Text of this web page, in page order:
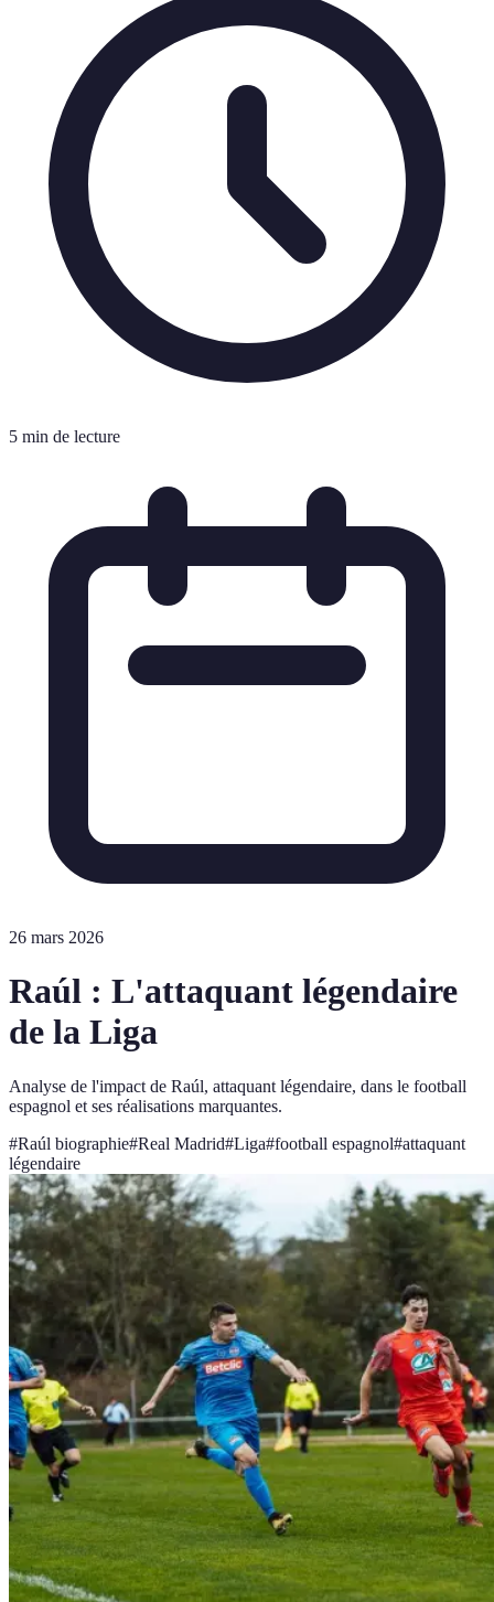
5 min de lecture
26 mars 2026
Raúl : L'attaquant légendaire
de la Liga
Analyse de l'impact de Raúl, attaquant légendaire, dans le football
espagnol et ses réalisations marquantes.
#Raúl biographie#Real Madrid#Liga#football espagnol#attaquant
légendaire